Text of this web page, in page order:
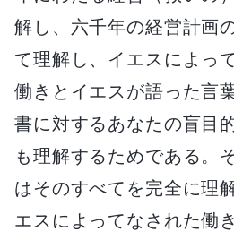
解し、六千年の経営計画
て理解し、イエスによっ
働きとイエスが語った言
書に対するあなたの盲目
も理解するためである。
はそのすべてを完全に理
エスによってなされた働